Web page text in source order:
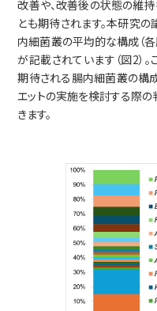
改善や、改善後の状態の維
とも期待されます。本研究
内細菌叢の平均的な構成（
が記載されています（図2）
期待される腸内細菌叢の構
エットの実施を検討する際
きます。